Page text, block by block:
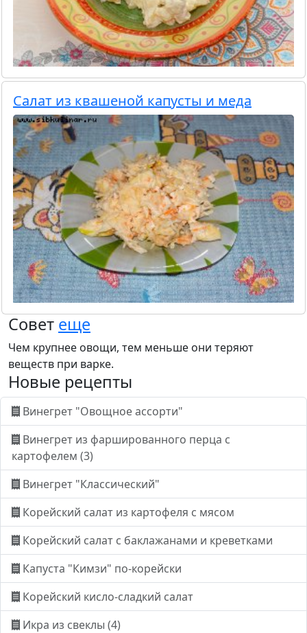
Салат из квашеной капусты и меда
Совет еще
Чем крупнее овощи, тем меньше они теряют
веществ при варке.
Новые рецепты
Винегрет "Овощное ассорти"
Винегрет из фаршированного перца с
картофелем (3)
Винегрет "Классический"
Корейский салат из картофеля с мясом
Корейский салат с баклажанами и креветками
Капуста "Кимзи" по-корейски
Корейский кисло-сладкий салат
Икра из свеклы (4)